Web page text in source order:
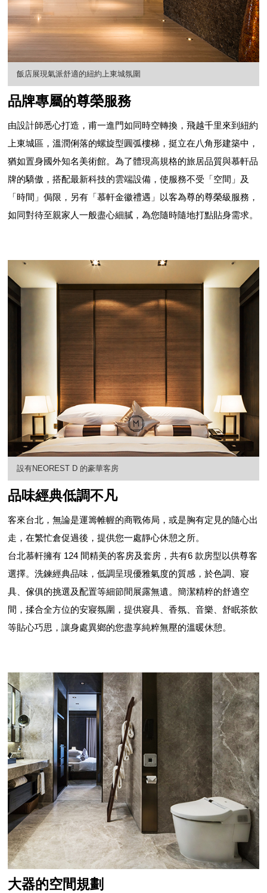
飯店展現氣派舒適的紐約上東城氛圍
品牌專屬的尊榮服務
由設計師悉心打造，甫一進門如同時空轉換，飛越千里來到紐約
上東城區，溫潤俐落的螺旋型圓弧樓梯，挺立在八角形建築中，
猶如置身國外知名美術館。為了體現高規格的旅居品質與慕軒品
牌的驕傲，搭配最新科技的雲端設備，使服務不受「空間」及
「時間」侷限，另有「慕軒金徽禮遇」以客為尊的尊榮級服務，
如同對待至親家人一般盡心細膩，為您隨時隨地打點貼身需求。
設有NEOREST D 的豪華客房
品味經典低調不凡
客來台北，無論是運籌帷幄的商戰佈局，或是胸有定見的隨心出
走，在繁忙倉促過後，提供您一處靜心休憩之所。
台北慕軒擁有 124 間精美的客房及套房，共有6 款房型以供尊客
選擇。洗鍊經典品味，低調呈現優雅氣度的質感，於色調、寢
具、傢俱的挑選及配置等細節間展露無遺。簡潔精粹的舒適空
間，揉合全方位的安寢氛圍，提供寢具、香氛、音樂、舒眠茶飲
等貼心巧思，讓身處異鄉的您盡享純粹無壓的溫暖休憩。
大器的空間規劃